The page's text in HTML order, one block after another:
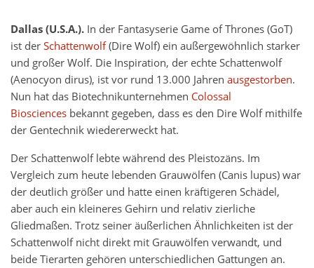
Dallas (U.S.A.). In der Fantasyserie Game of Thrones (GoT)
ist derSchattenwolf(Dire Wolf) ein außergewöhnlich starker
und großer Wolf. Die Inspiration, der echte Schattenwolf
(Aenocyon dirus), ist vor rund 13.000 Jahren ausgestorben.
Nun hat das Biotechnikunternehmen Colossal
Biosciences bekannt gegeben, dass es den Dire Wolf mithilfe
der Gentechnik wiedererweckt hat.
Der Schattenwolf lebte während des Pleistozäns. Im
Vergleich zum heute lebenden Grauwölfen (Canis lupus) war
der deutlich größer und hatte einen kräftigeren Schädel,
aber auch ein kleineres Gehirn und relativ zierliche
Gliedmaßen. Trotz seiner äußerlichen Ähnlichkeiten ist der
Schattenwolf nicht direkt mit Grauwölfen verwandt, und
beide Tierarten gehören unterschiedlichen Gattungen an.